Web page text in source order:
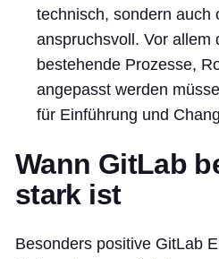
technisch, sondern auch
anspruchsvoll. Vor allem
bestehende Prozesse,
angepasst werden
für Einführung und
Wann GitLab
stark ist
Besonders positive GitLab